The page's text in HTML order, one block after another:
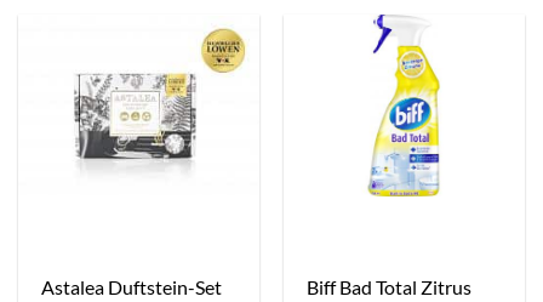
Astalea Duftstein-Set
Biff Bad Total Zitrus